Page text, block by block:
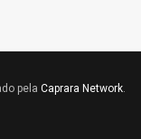
pela Caprara Network.